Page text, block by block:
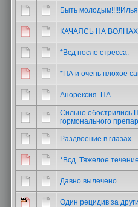
Быть молодым!!!!!Илья
КАЧАЯСЬ НА
*Всд после стресса.
*ПА и очень плохое
Анорексия. ПА.
Сильно обострились
гормонального
Раздвоение в глазах
*Всд. Тяжелое
Давно вылечено
Один рецидив за